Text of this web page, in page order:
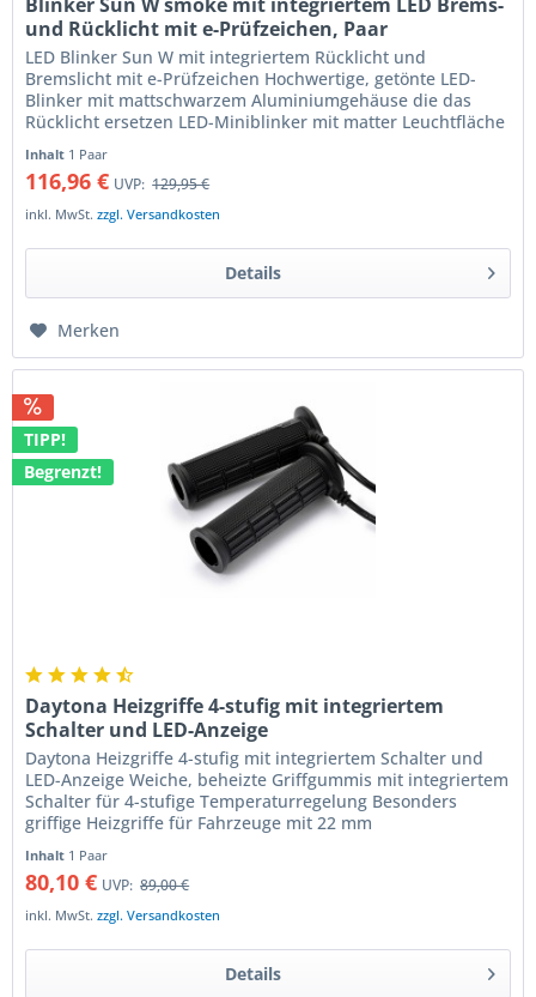
und Rücklicht mit e-Prüfzeichen, Paar
LED Blinker Sun W mit integriertem Rücklicht und
Bremslicht mit e-Prüfzeichen Hochwertige, getönte LED-
Blinker mit mattschwarzem Aluminiumgehäuse die das
Rücklicht ersetzen LED-Miniblinker mit matter Leuchtfläche
Inhalt 1 Paar
116,96 € UVP: 129,95 €
inkl. MwSt.zzgl. Versandkosten
Details
Merken
TIPP!
Begrenzt!
Daytona Heizgriffe 4-stufig mit integriertem
Schalter und LED-Anzeige
Daytona Heizgriffe 4-stufig mit integriertem Schalter und
LED-Anzeige Weiche, beheizte Griffgummis mit integriertem
Schalter für 4-stufige Temperaturregelung Besonders
griffige Heizgriffe für Fahrzeuge mit 22 mm
Inhalt 1 Paar
80,10 € UVP: 89,00 €
inkl. MwSt.zzgl. Versandkosten
Details